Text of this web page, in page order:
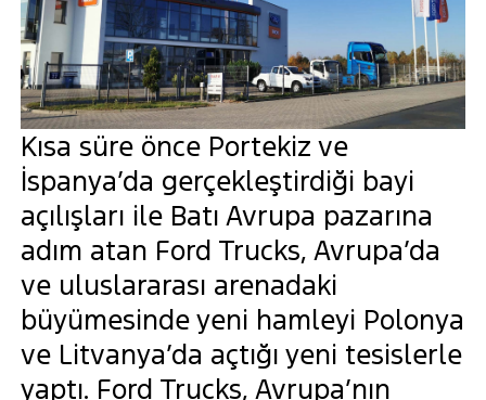
Kısa süre önce Portekiz ve
İspanya’da gerçekleştirdiği bayi
açılışları ile Batı Avrupa pazarına
adım atan Ford Trucks, Avrupa’da
ve uluslararası arenadaki
büyümesinde yeni hamleyi Polonya
ve Litvanya’da açtığı yeni tesislerle
yaptı. Ford Trucks, Avrupa’nın